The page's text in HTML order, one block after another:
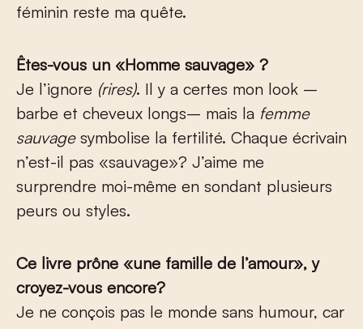
féminin reste ma quête.
Êtes-vous un «Homme sauvage» ?
Je l’ignore (rires). Il y a certes mon look –
barbe et cheveux longs– mais la femme
sauvagesymbolise la fertilité. Chaque écrivain
n’est-il pas «sauvage»? J’aime me
surprendre moi-même en sondant plusieurs
peurs ou styles.
Ce livre prône «une famille de l’amour», y
croyez-vous encore?
Je ne conçois pas le monde sans humour, car